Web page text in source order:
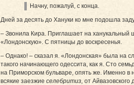
Начну, пожалуй, с конца.
Дней за десять до Хануки ко мне подошла
– Звонила Кира. Приглашает на ханукальный
«Лондонскую». С пятницы до воскресенья.
– Однако! – сказал я. «Лондонская» была на
такого начинающего одессита, как я. Сто
на Приморском бульваре, опять же. Именно в
всякие заезжие селебритиз, от Айвазовского